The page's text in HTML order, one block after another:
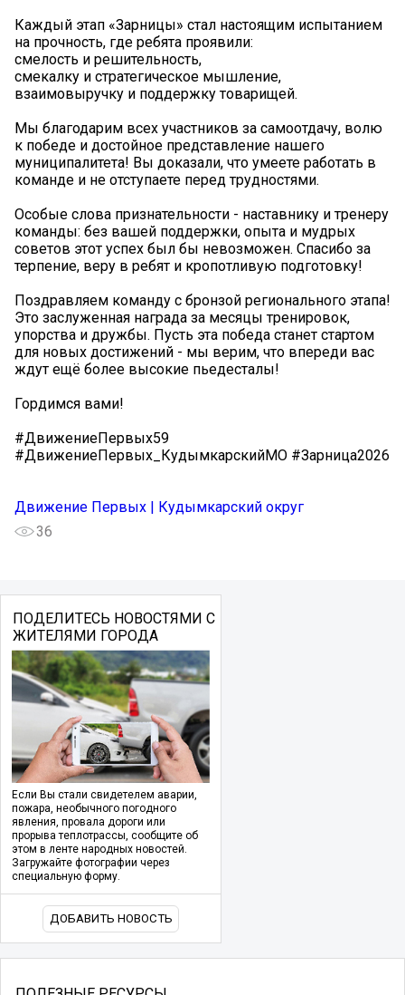
Каждый этап «Зарницы» стал настоящим испытанием
на прочность, где ребята проявили:
смелость и решительность,
смекалку и стратегическое мышление,
взаимовыручку и поддержку товарищей.
Мы благодарим всех участников за самоотдачу, волю
к победе и достойное представление нашего
муниципалитета! Вы доказали, что умеете работать в
команде и не отступаете перед трудностями.
Особые слова признательности - наставнику и тренеру
команды: без вашей поддержки, опыта и мудрых
советов этот успех был бы невозможен. Спасибо за
терпение, веру в ребят и кропотливую подготовку!
Поздравляем команду с бронзой регионального этапа!
Это заслуженная награда за месяцы тренировок,
упорства и дружбы. Пусть эта победа станет стартом
для новых достижений - мы верим, что впереди вас
ждут ещё более высокие пьедесталы!
Гордимся вами!
#ДвижениеПервых59
#ДвижениеПервых_КудымкарскийМО #Зарница2026
Движение Первых | Кудымкарский округ
36
ПОДЕЛИТЕСЬ НОВОСТЯМИ С
ЖИТЕЛЯМИ ГОРОДА
Если Вы стали свидетелем аварии,
пожара, необычного погодного
явления, провала дороги или
прорыва теплотрассы, сообщите об
этом в ленте народных новостей.
Загружайте фотографии через
специальную форму.
ДОБАВИТЬ НОВОСТЬ